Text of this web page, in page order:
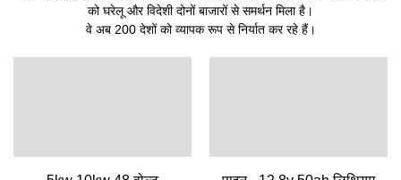
को घरेलू और विदेशी दोनों बाजारों से समर्थन मिला है।
वे अब 200 देशों को व्यापक रूप से निर्यात कर रहे हैं।